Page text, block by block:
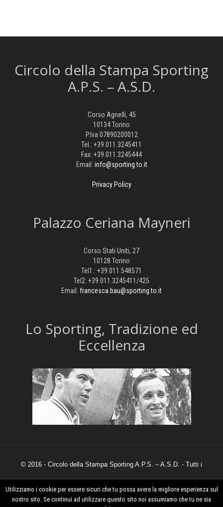
Circolo della Stampa Sporting
A.P.S. – A.S.D.
Corso Agnelli, 45
10134 Torino
P.Iva 07890200012
Tel.: +39.011.3245411
Fax: +39.011.3245444
Email: info@sporting.to.it
Privacy Policy
Palazzo Ceriana Mayneri
Corso Stati Uniti, 27
10128 Torino
Tel1.: +39.011.548571
Tel2: +39.011.3245411/425
Email: francesca.bau@sporting.to.it
​Lo Sporting, Tradizione ed
Eccellenza
© 2016 - Circolo della Stampa Sporting A.P.S. – A.S.D. - Tutti i
Utilizziamo i cookie per essere sicuri che tu possa avere la migliore esperienza sul
nostro sito. Se continui ad utilizzare questo sito noi assumiamo che tu ne sia